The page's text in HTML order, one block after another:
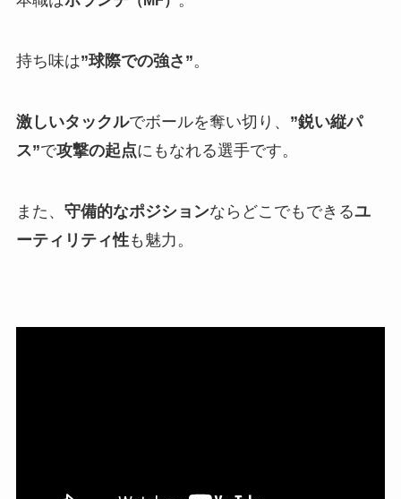
持ち味は”球際での強さ”。
激しいタックルでボールを奪い切り、 ”鋭い縦パ
ス”で攻撃の起点にもなれる選手です。
また、 守備的なポジションならどこでもできるユ
ーティリティ性も魅力。